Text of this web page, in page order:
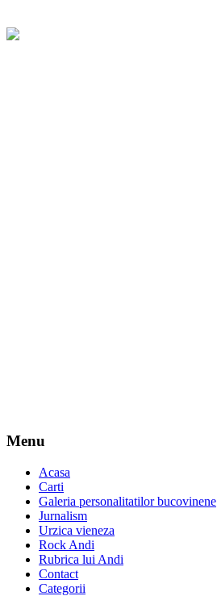
Menu
Acasa
Carti
Galeria personalitatilor bucovinene
Jurnalism
Urzica vieneza
Rock Andi
Rubrica lui Andi
Contact
Categorii